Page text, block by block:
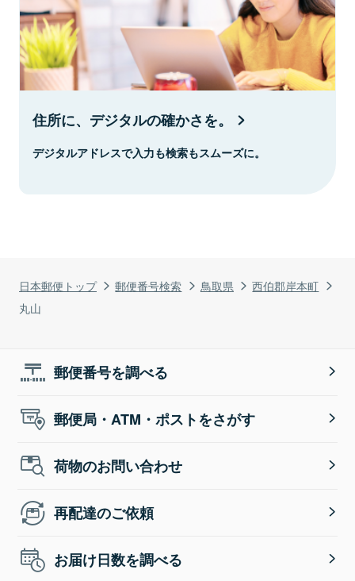
日本郵便トップ 郵便番号検索 鳥取県
西伯郡岸本町
丸山
住所に、デジタルの確かさを。
デジタルアドレスで入力も検索もスムーズに。
郵便番号を調べる
郵便局・ATM・ポストをさがす
荷物のお問い合わせ
再配達のご依頼
お届け日数を調べる